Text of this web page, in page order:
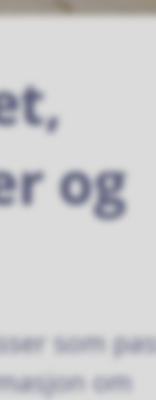
og
som
om